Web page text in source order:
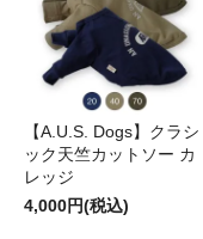
【A.U.S. Dogs】クラシ
ック天竺カットソー カ
レッジ
4,000円(税込)